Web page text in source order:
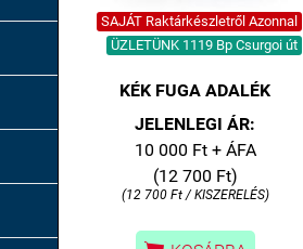
SAJÁT Raktárkészletről Azonnal
ÜZLETÜNK 1119 Bp Csurgoi út
KÉK FUGA ADALÉK
JELENLEGI ÁR:
10 000 Ft + ÁFA
(12 700 Ft)
(12 700 Ft / KISZERELÉS)